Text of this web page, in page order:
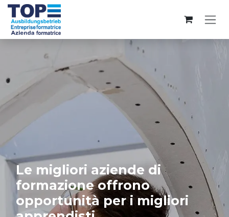
Passa al contenuto
Le migliori aziende di
formazione offrono
opportunità per i migliori